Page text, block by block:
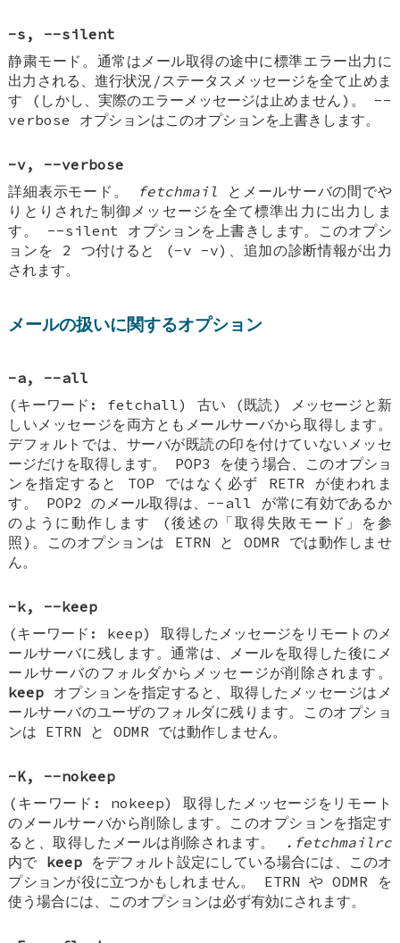
-s, --silent
静粛モード。通常はメール取得の途中に標準エラー出力に
出力される、進行状況/ステータスメッセージを全て止めま
す (しかし、実際のエラーメッセージは止めません)。 --
verbose オプションはこのオプションを上書きします。
-v, --verbose
詳細表示モード。
fetchmail とメールサーバの間でや
りとりされた制御メッセージを全て標準出力に出力しま
す。 --silent オプションを上書きします。このオプシ
ョンを 2 つ付けると (-v -v)、追加の診断情報が出力
されます。
メールの扱いに関するオプション
-a, --all
(キーワード: fetchall) 古い (既読) メッセージと新
しいメッセージを両方ともメールサーバから取得します。
デフォルトでは、サーバが既読の印を付けていないメッセ
ージだけを取得します。 POP3 を使う場合、このオプショ
ンを指定すると TOP ではなく必ず RETR が使われま
す。 POP2 のメール取得は、--all が常に有効であるか
のように動作します (後述の「取得失敗モード」を参
照)。このオプションは ETRN と ODMR では動作しませ
ん。
-k, --keep
(キーワード: keep) 取得したメッセージをリモートのメ
ールサーバに残します。通常は、メールを取得した後にメ
ールサーバのフォルダからメッセージが削除されます。
keep オプションを指定すると、取得したメッセージはメ
ールサーバのユーザのフォルダに残ります。このオプショ
ンは ETRN と ODMR では動作しません。
-K, --nokeep
(キーワード: nokeep) 取得したメッセージをリモート
のメールサーバから削除します。このオプションを指定す
ると、取得したメールは削除されます。
.fetchmailrc
内で keepをデフォルト設定にしている場合には、このオ
プションが役に立つかもしれません。 ETRN や ODMR を
使う場合には、このオプションは必ず有効にされます。